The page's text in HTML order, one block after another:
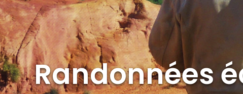
Randonnées